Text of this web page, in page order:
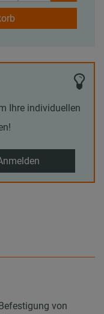
Ihre individuellen
von